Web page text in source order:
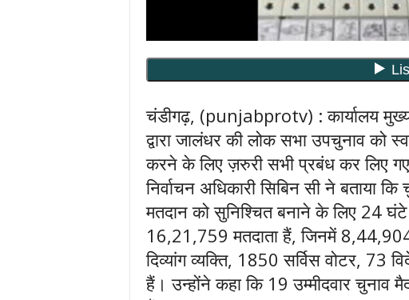
चंडीगढ़, (punjabprotv) : कार्यालय मुख्य
द्वारा जालंधर की लोक सभा उपचुनाव को
करने के लिए ज़रुरी सभी प्रबंध कर लिए
निर्वाचन अधिकारी सिबिन सी ने बताया
मतदान को सुनिश्चित बनाने के लिए 24
16,21,759 मतदाता हैं, जिनमें
दिव्यांग व्यक्ति, 1850 सर्विस वोटर, 73
हैं। उन्होंने कहा कि 19 उम्मीदवार